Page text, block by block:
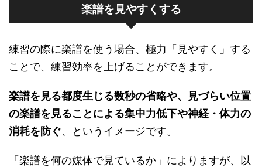
楽譜を見やすくする
練習の際に楽譜を使う場合、極力「見やすく」する
ことで、練習効率を上げることができます。
楽譜を見る都度生じる数秒の省略や、見づらい位置
の楽譜を見ることによる集中力低下や神経・体力の
消耗を防ぐ、というイメージです。
「楽譜を何の媒体で見ているか」によりますが、以